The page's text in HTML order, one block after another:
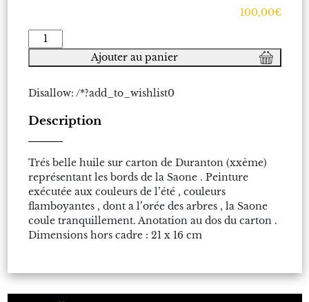
100,00€
quantité
de
Duranton
xxème
Huile
"
les
bords
de
la
Saone
Ajouter au panier
Disallow: /*?add_to_wishlist0
Description
Trés belle huile sur carton de Duranton (xxème)
représentant les bords de la Saone . Peinture
exécutée aux couleurs de l’été , couleurs
flamboyantes , dont a l’orée des arbres , la Saone
coule tranquillement. Anotation au dos du carton .
Dimensions hors cadre : 21 x 16 cm